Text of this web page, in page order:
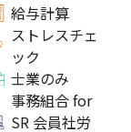
給与計算
ストレスチェ
ック
士業のみ
事務組合 for
SR 会員社労